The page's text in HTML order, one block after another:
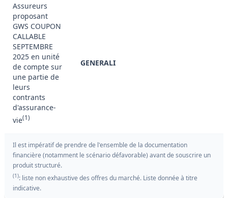
Assureurs
proposant
GWS COUPON
CALLABLE
SEPTEMBRE
2025 en unité
de compte sur
une partie de
leurs
contrants
d'assurance-
vie(1)
GENERALI
Il est impératif de prendre de l'ensemble de la documentation
financière (notamment le scénario défavorable) avant de souscrire un
produit structuré.
(1): liste non exhaustive des offres du marché. Liste donnée à titre
indicative.